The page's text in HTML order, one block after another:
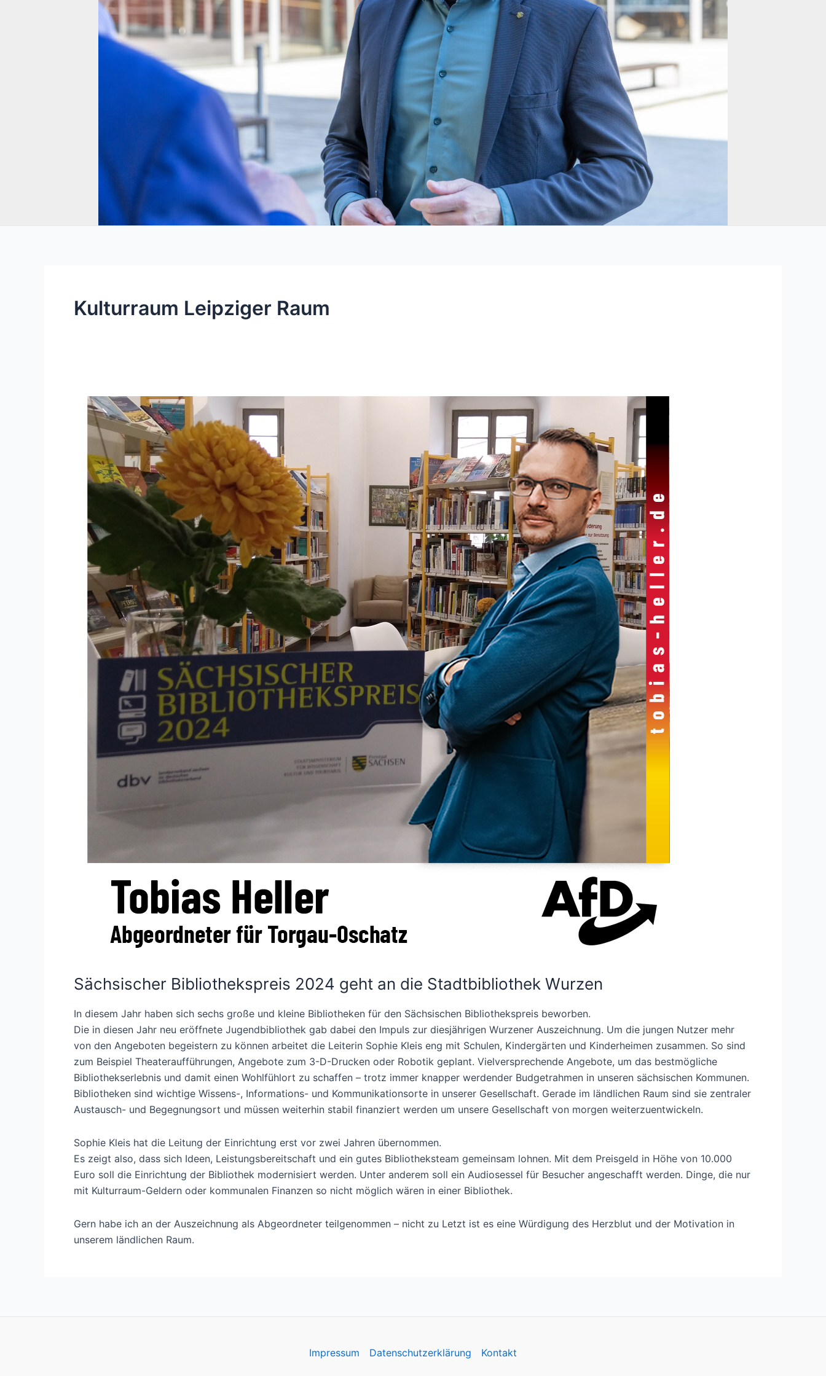
Kulturraum Leipziger Raum
Sächsischer Bibliothekspreis 2024 geht an die Stadtbibliothek Wurzen
In diesem Jahr haben sich sechs große und kleine Bibliotheken für den Sächsischen Bibliothekspreis beworben.
Die in diesen Jahr neu eröffnete Jugendbibliothek gab dabei den Impuls zur diesjährigen Wurzener Auszeichnung. Um die jungen Nutzer mehr
von den Angeboten begeistern zu können arbeitet die Leiterin Sophie Kleis eng mit Schulen, Kindergärten und Kinderheimen zusammen. So sind
zum Beispiel Theateraufführungen, Angebote zum 3-D-Drucken oder Robotik geplant. Vielversprechende Angebote, um das bestmögliche
Bibliothekserlebnis und damit einen Wohlfühlort zu schaffen – trotz immer knapper werdender Budgetrahmen in unseren sächsischen Kommunen.
Bibliotheken sind wichtige Wissens-, Informations- und Kommunikationsorte in unserer Gesellschaft. Gerade im ländlichen Raum sind sie zentraler
Austausch- und Begegnungsort und müssen weiterhin stabil finanziert werden um unsere Gesellschaft von morgen weiterzuentwickeln.
Sophie Kleis hat die Leitung der Einrichtung erst vor zwei Jahren übernommen.
Es zeigt also, dass sich Ideen, Leistungsbereitschaft und ein gutes Bibliotheksteam gemeinsam lohnen. Mit dem Preisgeld in Höhe von 10.000
Euro soll die Einrichtung der Bibliothek modernisiert werden. Unter anderem soll ein Audiosessel für Besucher angeschafft werden. Dinge, die nur
mit Kulturraum-Geldern oder kommunalen Finanzen so nicht möglich wären in einer Bibliothek.
Gern habe ich an der Auszeichnung als Abgeordneter teilgenommen – nicht zu Letzt ist es eine Würdigung des Herzblut und der Motivation in
unserem ländlichen Raum.
Impressum Datenschutzerklärung Kontakt